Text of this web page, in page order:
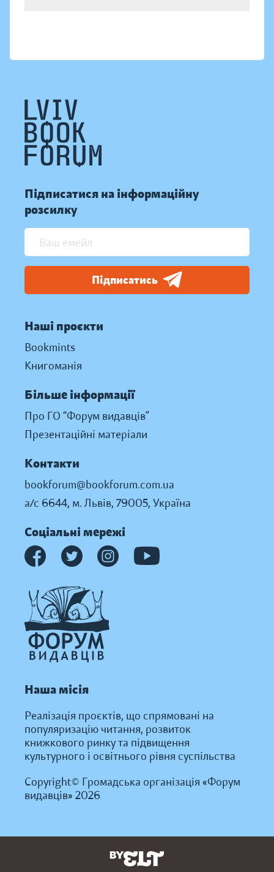
Підписатися на інформаційну
розсилку
Підписатись
Наші проєкти
Bookmints
Книгоманія
Більше інформації
Про ГО “Форум видавців”
Презентаційні матеріали
Контакти
bookforum@bookforum.com.ua
а/с 6644, м. Львів, 79005, Україна
Соціальні мережі
Наша місія
Реалізація проєктів, що спрямовані на
популяризацію читання, розвиток
книжкового ринку та підвищення
культурного і освітнього рівня суспільства
Copyright© Громадська організація «Форум
видавців» 2026